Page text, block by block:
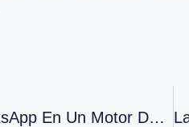
ZOOMSales Recambios: Convierte WhatsApp En Un Motor De Ventas Para Tu Negocio